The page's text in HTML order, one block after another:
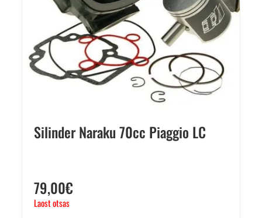
Silinder Naraku 70cc Piaggio LC
79,00€
Laost otsas